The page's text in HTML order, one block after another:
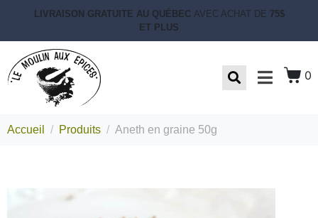
LIVRAISON GRATUITE AU QUÉBEC AVEC ACHAT DE 75$
ET PLUS
0
Accueil Produits Aneth en graine 50g